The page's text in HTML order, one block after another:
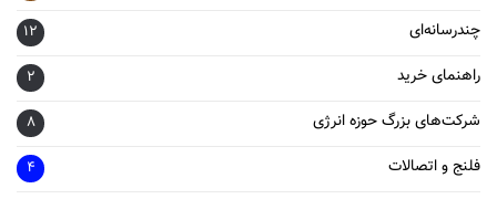
چندرسانه‌ای 12
راهنمای خرید 2
شرکت‌های بزرگ حوزه انرژی 8
فلنج و اتصالات 4